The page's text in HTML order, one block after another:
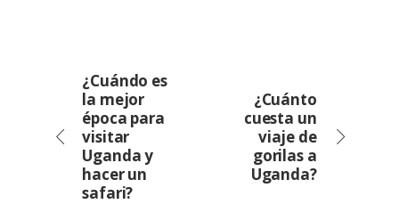
¿Cuándo es
la mejor
época para
visitar
Uganda y
hacer un
safari?
¿Cuánto
cuesta un
viaje de
gorilas a
Uganda?